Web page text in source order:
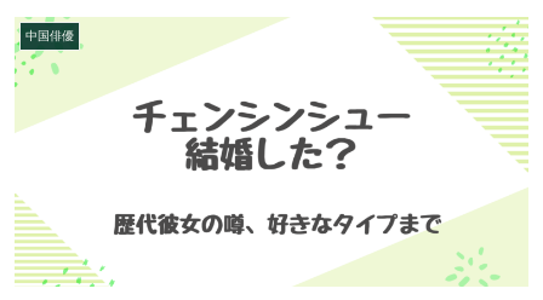
中国俳優